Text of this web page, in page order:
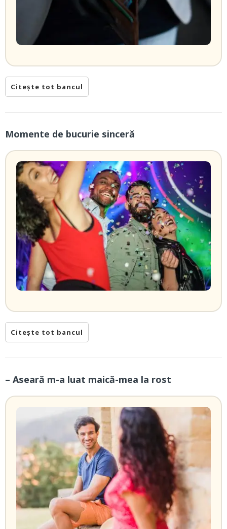
Citește tot bancul
Momente de bucurie sinceră
Citește tot bancul
– Aseară m-a luat maică-mea la rost